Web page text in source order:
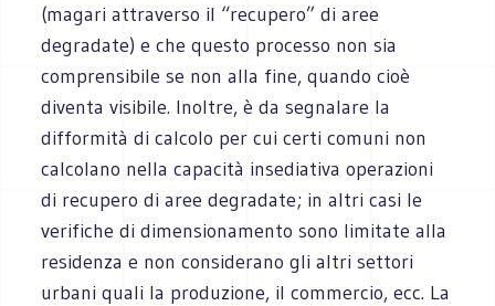
(magari attraverso il “recupero” di aree
degradate) e che questo processo non sia
comprensibile se non alla fine, quando cioè
diventa visibile. Inoltre, è da segnalare la
difformità di calcolo per cui certi comuni non
calcolano nella capacità insediativa operazioni
di recupero di aree degradate; in altri casi le
verifiche di dimensionamento sono limitate alla
residenza e non considerano gli altri settori
urbani quali la produzione, il commercio, ecc. La